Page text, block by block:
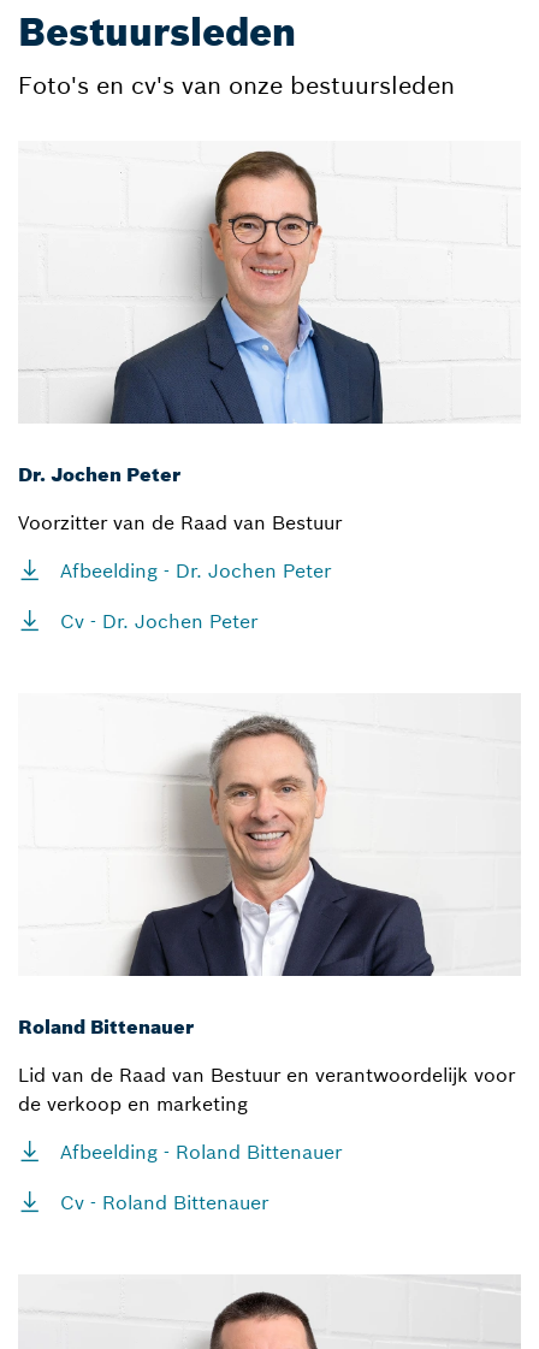
Bestuursleden
Foto's en cv's van onze bestuursleden
Dr. Jochen Peter
Voorzitter van de Raad van Bestuur
Afbeelding - Dr. Jochen Peter
Cv - Dr. Jochen Peter
Roland Bittenauer
Lid van de Raad van Bestuur en verantwoordelijk voor
de verkoop en marketing
Afbeelding - Roland Bittenauer
Cv - Roland Bittenauer